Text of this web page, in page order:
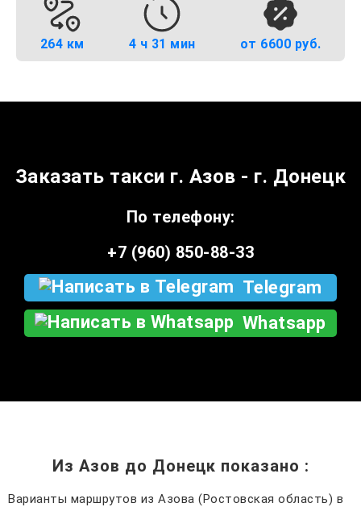
264 км 4 ч 31 мин от 6600 руб.
Заказать такси г. Азов - г. Донецк
По телефону:
+7 (960) 850-88-33
Telegram
Whatsapp
Из Азов до Донецк показано :
Варианты маршрутов из Азова (Ростовская область) в